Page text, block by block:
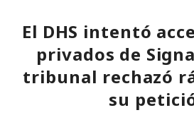
El DHS intentó
privados de
tribunal rechazó
su